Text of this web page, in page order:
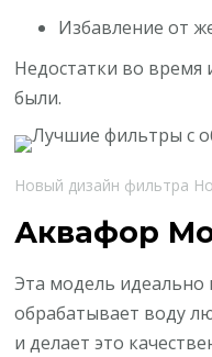
Избавление от
Недостатки во время
были.
Новый дизайн фильтра
Аквафор
Эта модель идеально
обрабатывает воду
и делает это